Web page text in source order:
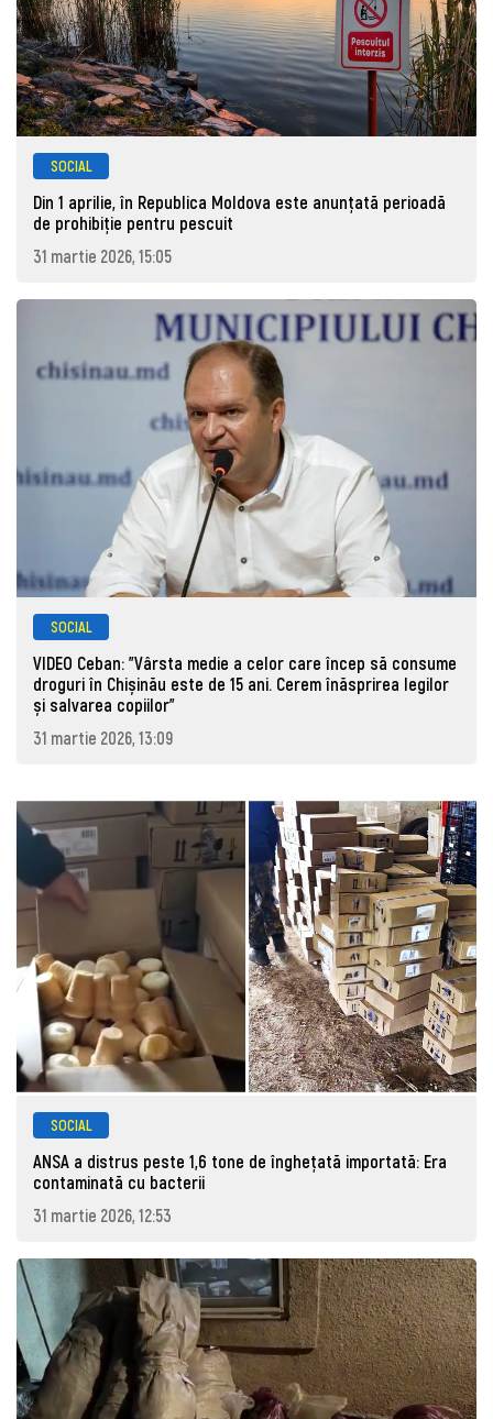
SOCIAL
Din 1 aprilie, în Republica Moldova este anunţată perioadă
de prohibiţie pentru pescuit
31 martie 2026, 15:05
SOCIAL
VIDEO Ceban: "Vârsta medie a celor care încep să consume
droguri în Chișinău este de 15 ani. Cerem înăsprirea legilor
și salvarea copiilor"
31 martie 2026, 13:09
SOCIAL
ANSA a distrus peste 1,6 tone de înghețată importată: Era
contaminată cu bacterii
31 martie 2026, 12:53